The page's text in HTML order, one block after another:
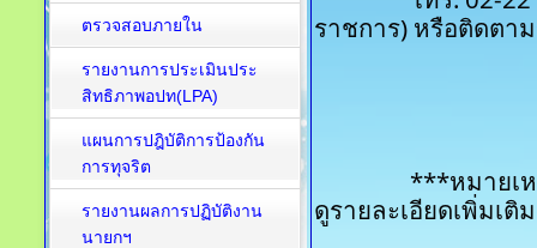
ราชการ) หรือติดตา
ดูรายละเอียดเพิ่มเ
ตรวจสอบภายใน
รายงานการประเมินประ
สิทธิภาพอปท(LPA)
แผนการปฎิบัติการป้องกัน
การทุจริต
รายงานผลการปฏิบัติงาน
นายกฯ